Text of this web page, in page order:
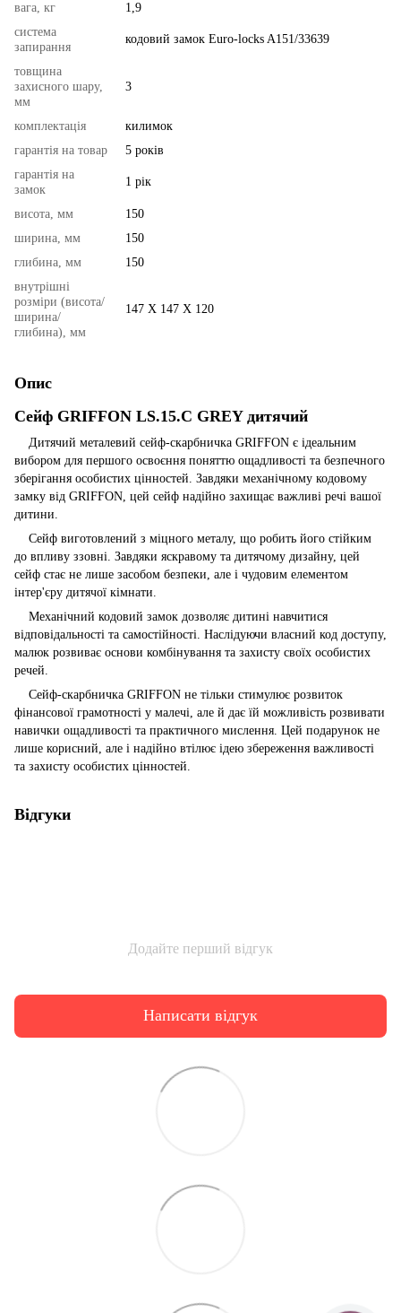
вага, кг
1,9
система
запирання
кодовий замок Euro-locks A151/33639
товщина
захисного шару,
мм
3
комплектація
килимок
гарантія на товар
5 років
гарантія на
замок
1 рік
висота, мм
150
ширина, мм
150
глибина, мм
150
внутрішні
розміри (висота/
ширина/
глибина), мм
147 Х 147 Х 120
Опис
Сейф GRIFFON LS.15.C GREY дитячий
Дитячий металевий сейф-скарбничка GRIFFON є ідеальним
вибором для першого освоєння поняттю ощадливості та безпечного
зберігання особистих цінностей. Завдяки механічному кодовому
замку від GRIFFON, цей сейф надійно захищає важливі речі вашої
дитини.
Сейф виготовлений з міцного металу, що робить його стійким
до впливу ззовні. Завдяки яскравому та дитячому дизайну, цей
сейф стає не лише засобом безпеки, але і чудовим елементом
інтер'єру дитячої кімнати.
Механічний кодовий замок дозволяє дитині навчитися
відповідальності та самостійності. Наслідуючи власний код доступу,
малюк розвиває основи комбінування та захисту своїх особистих
речей.
Сейф-скарбничка GRIFFON не тільки стимулює розвиток
фінансової грамотності у малечі, але й дає їй можливість розвивати
навички ощадливості та практичного мислення. Цей подарунок не
лише корисний, але і надійно втілює ідею збереження важливості
та захисту особистих цінностей.
Відгуки
Додайте перший відгук
Написати відгук